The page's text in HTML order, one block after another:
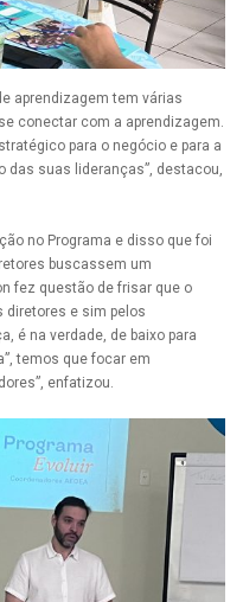
aprendizagem tem várias
conectar com a aprendizagem.
para o negócio e para a
das suas lideranças”, destacou,
no Programa e disso que foi
buscassem um
fez questão de frisar que o
diretores e sim pelos
é na verdade, de baixo para
temos que focar em
enfatizou.